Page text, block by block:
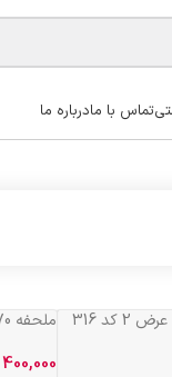
تماس با مادرباره ما
ملحفه 70 درصد نخ ساده عرض 2 کد 317
400,000